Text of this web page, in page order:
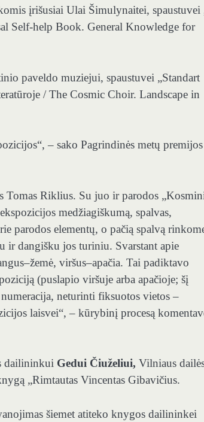
įrišusiai Ulai Šimulynaitei, spaustuvei
Self-help Book. General Knowledge for
paveldo muziejui, spaustuvei „Standart
/ The Cosmic Choir. Landscape in
– sako Pagrindinės metų premijos
Tomas Riklius. Su juo ir parodos
medžiagiškumą, spalvas,
parodos elementų, o pačią spalvą
ir dangišku jos turiniu. Svarstant apie
viršus–apačia. Tai padiktavo
(puslapio viršuje arba apačioje; šį
neturinti fiksuotos vietos –
laisvei“, – kūrybinį procesą
dailininkui Gedui Čiuželiui, Vilniaus
„Rimtautas Vincentas Gibavičius.
šiemet atiteko knygos dailininkei